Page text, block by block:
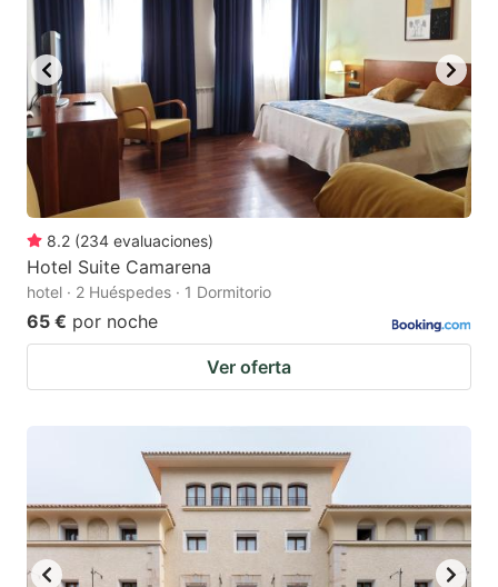
8.2 (234 evaluaciones)
Hotel Suite Camarena
hotel · 2 Huéspedes · 1 Dormitorio
65 € por noche
Ver oferta